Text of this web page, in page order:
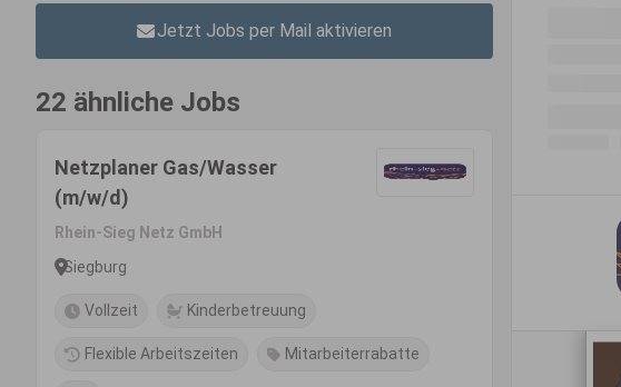
Jetzt Jobs per Mail aktivieren
22 ähnliche Jobs
Netzplaner Gas/Wasser
(m/w/d)
Rhein-Sieg Netz GmbH
Siegburg
Vollzeit Kinderbetreuung
Flexible Arbeitszeiten Mitarbeiterrabatte